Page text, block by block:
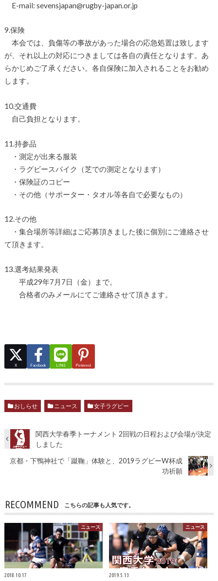
E-mail: sevensjapan@rugby-japan.or.jp
9.保険
本会では、負傷等の事故があった場合の応急処置は致します
が、それ以上の対応につきましては各自の責任となります。あ
らかじめご了承ください。各自保険に加入されることをお勧め
します。
10.交通費
自己負担となります。
11.持参品
・測定が出来る服装
・ラグビースパイク（芝での測定となります）
・保険証のコピー
・その他（サポーター・タオル等各自で必要なもの）
12.その他
・集合場所等詳細はご応募頂きました後に個別にご連絡させ
て頂きます。
13.選考結果発表
平成29年7月7日（金）まで。
合格者のみメールにてご連絡させて頂きます。
X Facebook LINE Pinterest
おしらせ ニュース 女子ラグビー
関西大学春季トーナメント 2回戦の日程および会場が決定
しました
京都・下鴨神社で「蹴鞠」体験と、2019ラグビーW杯成
功祈願
RECOMMEND こちらの記事も人気です。
ニュース
2018.10.17
ニュース
2019.5.13